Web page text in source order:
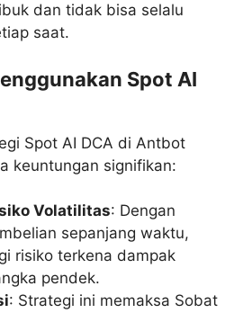
dan tidak bisa selalu
saat.
Spot AI
Spot AI DCA di Antbot
keuntungan signifikan:
Volatilitas: Dengan
sepanjang waktu,
risiko terkena dampak
pendek.
: Strategi ini memaksa Sobat